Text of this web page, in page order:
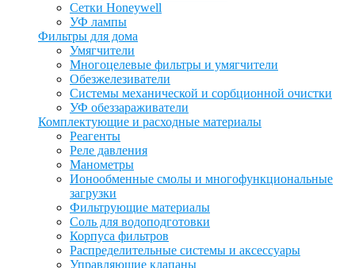
Сетки Honeywell
УФ лампы
Фильтры для дома
Умягчители
Многоцелевые фильтры и умягчители
Обезжелезиватели
Системы механической и сорбционной очистки
УФ обеззараживатели
Комплектующие и расходные материалы
Реагенты
Реле давления
Манометры
Ионообменные смолы и многофункциональные
загрузки
Фильтрующие материалы
Соль для водоподготовки
Корпуса фильтров
Распределительные системы и аксессуары
Управляющие клапаны